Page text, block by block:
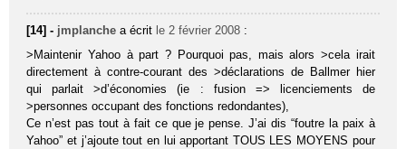
[14] - jmplanche a écrit le 2 février 2008 :
>Maintenir Yahoo à part ? Pourquoi pas, mais alors >cela irait
directement à contre-courant des >déclarations de Ballmer hier
qui parlait >d’économies (ie : fusion => licenciements de
>personnes occupant des fonctions redondantes),
Ce n’est pas tout à fait ce que je pense. J’ai dis “foutre la paix à
Yahoo” et j’ajoute tout en lui apportant TOUS LES MOYENS pour